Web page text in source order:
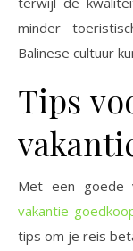
minder
Balinese cultuur
Tips
Met een goede
vakantie
tips om je reis